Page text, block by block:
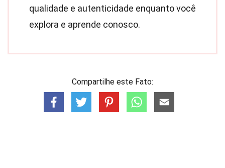
qualidade e autenticidade enquanto você
explora e aprende conosco.
Compartilhe este Fato: